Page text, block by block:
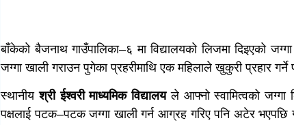
बाँकेको बैजनाथ गाउँपालिका–६ मा विद्यालयको लिजमा दिइएको
जग्गा खाली गराउन पुगेका प्रहरीमाथि एक महिलाले खुकुरी प्रहार
स्थानीयश्री ईश्वरी माध्यमिक विद्यालयले आफ्नो स्वामित्वको जग्गा
पक्षलाई पटक–पटक जग्गा खाली गर्न आग्रह गरिए पनि अटेर भएपछि